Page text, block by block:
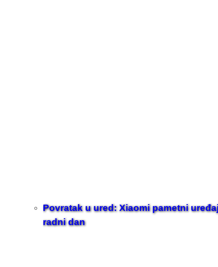
Povratak u ured: Xiaomi pametni
radni dan